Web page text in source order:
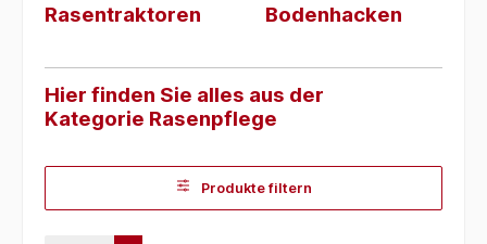
Rasentraktoren Bodenhacken
Hier finden Sie alles aus der
Kategorie Rasenpflege
Produkte filtern